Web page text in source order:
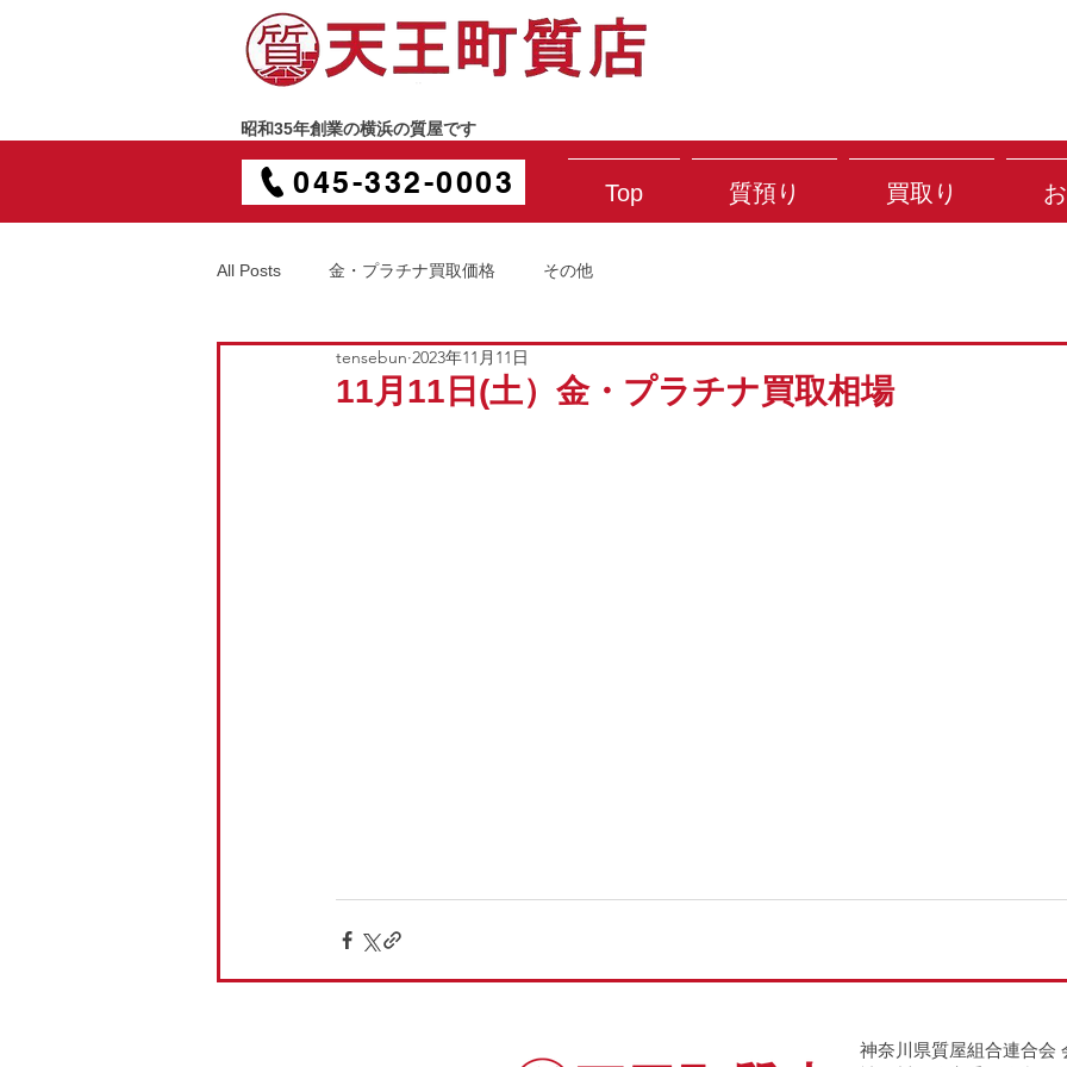
昭和35年創業の横浜の質屋です
045-332-0003 Top 質預り 買取り
All Posts 金・プラチナ買取価格 その他
11月11日(土）金・プラチナ買取相場
tensebun 2023年11月11日
神奈川県質屋組合連合会